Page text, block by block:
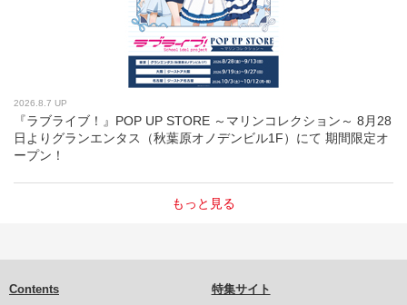
2026.8.7 UP
『ラブライブ！』POP UP STORE ～マリンコレクション～ 8月28
日よりグランエンタス（秋葉原オノデンビル1F）にて 期間限定オ
ープン！
もっと見る
Contents
特集サイト